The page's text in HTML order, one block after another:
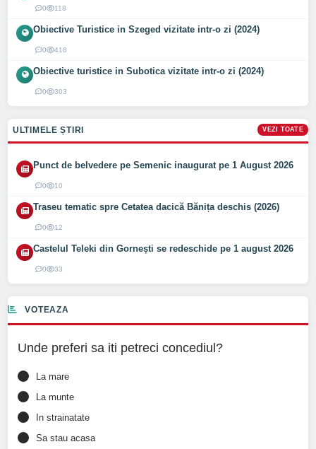
0 118
Obiective Turistice in Szeged vizitate intr-o zi (2024)
0 418
Obiective turistice in Subotica vizitate intr-o zi (2024)
0 303
ULTIMELE ȘTIRI VEZI TOATE
Punct de belvedere pe Semenic inaugurat pe 1 August 2026
0 10
Traseu tematic spre Cetatea dacică Bănița deschis (2026)
0 12
Castelul Teleki din Gornești se redeschide pe 1 august 2026
0 33
VOTEAZA
Unde preferi sa iti petreci concediul?
La mare
La munte
In strainatate
Sa stau acasa